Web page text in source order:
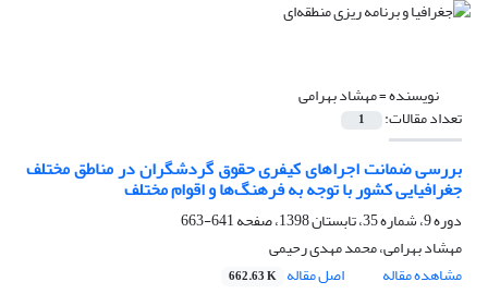
نویسنده =مهشاد بهرامی
تعداد مقالات: 1
بررسی ضمانت اجراهای کیفری حقوق گردشگران در مناطق مختلف
جغرافیایی کشور با توجه به فرهنگ‌ها و اقوام مختلف
دوره 9، شماره 35، تابستان 1398، صفحه
641-663
مهشاد بهرامی، محمد مهدی رحیمی
مشاهده مقاله
اصل مقاله 662.63 K